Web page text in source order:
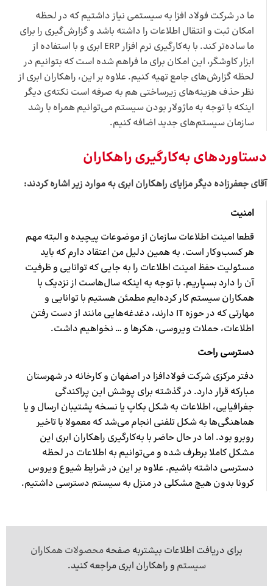
ما در شرکت فولاد افزا به سیستمی نیاز داشتیم که در لحظه
امکان ثبت و انتقال اطلاعات را داشته باشد و گزارش‌گیری را برای
ما ساده‌تر کند. با به‌کارگیری نرم افزار ERP ابری
و با استفاده از
ابزار کاوشگر، این امکان برای ما فراهم شده است که بتوانیم در
لحظه گزارش‌های جامع تهیه کنیم. علاوه بر این، راهکاران ابری از
نظر حذف هزینه‌های زیرساختی هم به صرفه است نکته‌ی دیگر
اینکه با توجه به ماژولار بودن سیستم می‌توانیم همراه با رشد
سازمان سیستم‌های جدید اضافه کنیم.
دستاوردهای به‌کارگیری راهکاران
آقای جعفرزاده دیگر مزایای راهکاران ابری به موارد زیر اشاره کردند:
امنیت
قطعا امینت اطلاعات سازمان از موضوعات پیچیده و البته مهم
هر کسب‌و‌کار است. به همین دلیل من اعتقاد دارم که باید
مسئولیت حفظ امینت اطلاعات را به جایی که توانایی و ظرفیت
آن را دارد بسپاریم. با توجه به اینکه سال‌هاست از نزدیک با
همکاران سیستم کار کرده‌ایم مطمئن هستیم با توانایی و
مهارتی که در حوزه IT دارند، دغدغه‌هایی مانند از دست رفتن
اطلاعات، حملات ویروسی، هکرها و … نخواهیم داشت.
دسترسی راحت
دفتر مرکزی شرکت فولادافزا در اصفهان و کارخانه در شهرستان
مبارکه قرار دارد. در گذشته برای پوشش این پراکندگی
جغرافیایی، اطلاعات به شکل بکاپ یا نسخه پشتیبان ارسال و یا
هماهنگی‌ها به شکل تلفنی انجام می‌شد که معمولا با تاخیر
روبرو بود. اما در حال حاضر با به‌کارگیری راهکاران ابری این
مشکل کاملا برطرف شده و می‌توانیم به اطلاعات در لحظه
دسترسی داشته باشیم. علاوه بر این در شرایط شیوع ویروس
کرونا بدون هیچ مشکلی در منزل به سیستم دسترسی داشتیم.
برای دریافت اطلاعات بیشتربه صفحهمحصولات همکاران
سیستم و راهکاران ابری مراجعه کنید.